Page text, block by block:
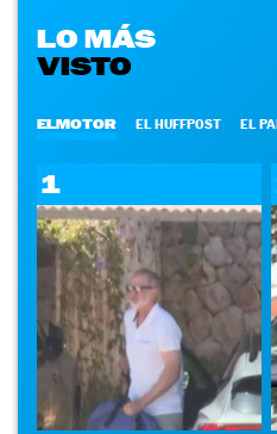
LO MÁS
VISTO
ELMOTOR EL HUFFPOST EL
1